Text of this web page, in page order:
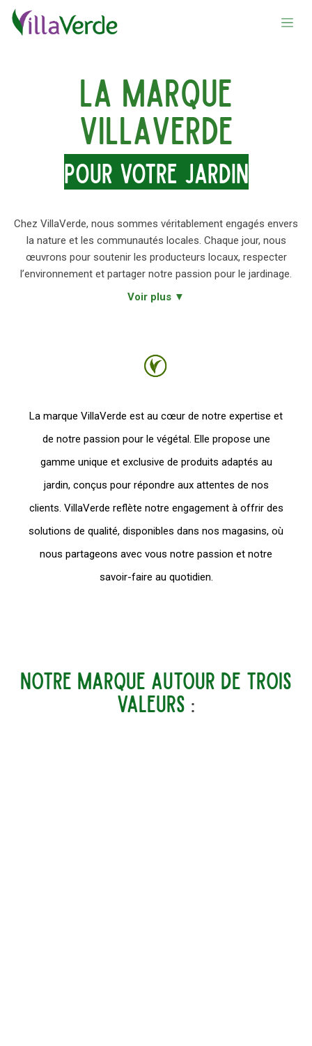
Se rendre au contenu
La marque
VillaVerde
pour votre jardin
Chez VillaVerde, nous sommes véritablement engagés envers
la nature et les communautés locales. Chaque jour, nous
œuvrons pour soutenir les producteurs locaux, respecter
l’environnement et partager notre passion pour le jardinage.
Voir plus ▼
La marque VillaVerde est au cœur de notre expertise et
de notre passion pour le végétal. Elle propose une
gamme unique et exclusive de produits adaptés au
jardin, conçus pour répondre aux attentes de nos
clients. VillaVerde reflète notre engagement à offrir des
solutions de qualité, disponibles dans nos magasins, où
nous partageons avec vous notre passion et notre
savoir-faire au quotidien.
notre marque autour de trois
valeurs :